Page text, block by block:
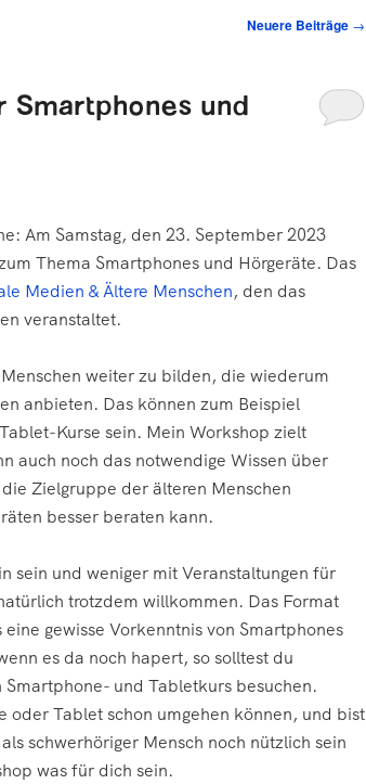
Neuere Beiträge →
Smartphones und
Am Samstag, den 23. September 2023
Thema Smartphones und Hörgeräte. Das
Medien & Ältere Menschen, den das
veranstaltet.
weiter zu bilden, die wiederum
anbieten. Das können zum Beispiel
Kurse sein. Mein Workshop zielt
auch noch das notwendige Wissen über
Zielgruppe der älteren Menschen
besser beraten kann.
sein und weniger mit Veranstaltungen für
trotzdem willkommen. Das Format
gewisse Vorkenntnis von Smartphones
es da noch hapert, so solltest du
und Tabletkurs besuchen.
oder Tablet schon umgehen können, und bist
schwerhöriger Mensch noch nützlich sein
was für dich sein.